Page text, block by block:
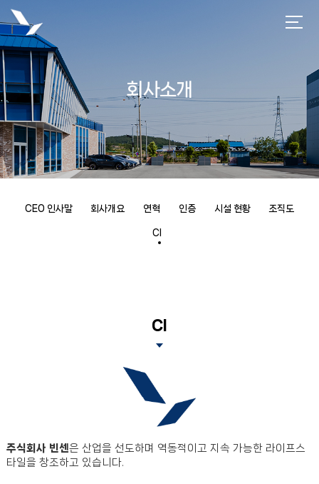
회사소개
CEO 인사말 회사개요 연혁 인증 시설 현황 조직도
CI
CI
주식회사 빈센은 산업을 선도하며 역동적이고 지속 가능한 라이프스
타일을 창조하고 있습니다.